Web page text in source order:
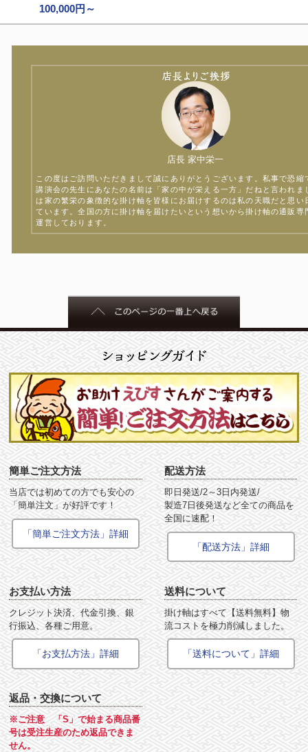
100,000円～
店長 家中栄一
この度はご訪問いただきまして誠にありがとうございます。私事で恐縮
講演会の先生にあなたの名前は「家の中が栄える一方」だねと言われま
は家の繁栄の象徴的な掛け軸を皆様にお届けするのは私の天職だと思い
ています。全国の方に掛け軸を届けたいという想いから掛け軸の通販専
運営しております。
簡単ご注文方法
当店では初めての方でも安心の
「簡単注文」が好評です！
「簡単ご注文方法」詳細
配送方法
即日発送/2～3日内発送/
製造7日後発送など全ての商品を
全国に速配！
「配送方法」詳細
お支払い方法
クレジット決済、代金引換、銀
行振込、各種ご用意。
「お支払方法」詳細
送料について
掛け軸はすべて【送料無料】物
流コストを極力削減しました。
「送料について」詳細
返品・交換について
※ご注意 「S」で始まる商品番
号は受注生産のため返品できま
せん。